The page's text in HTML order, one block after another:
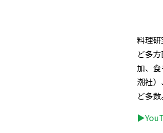
料理
ど多
加、
潮社
ど多数